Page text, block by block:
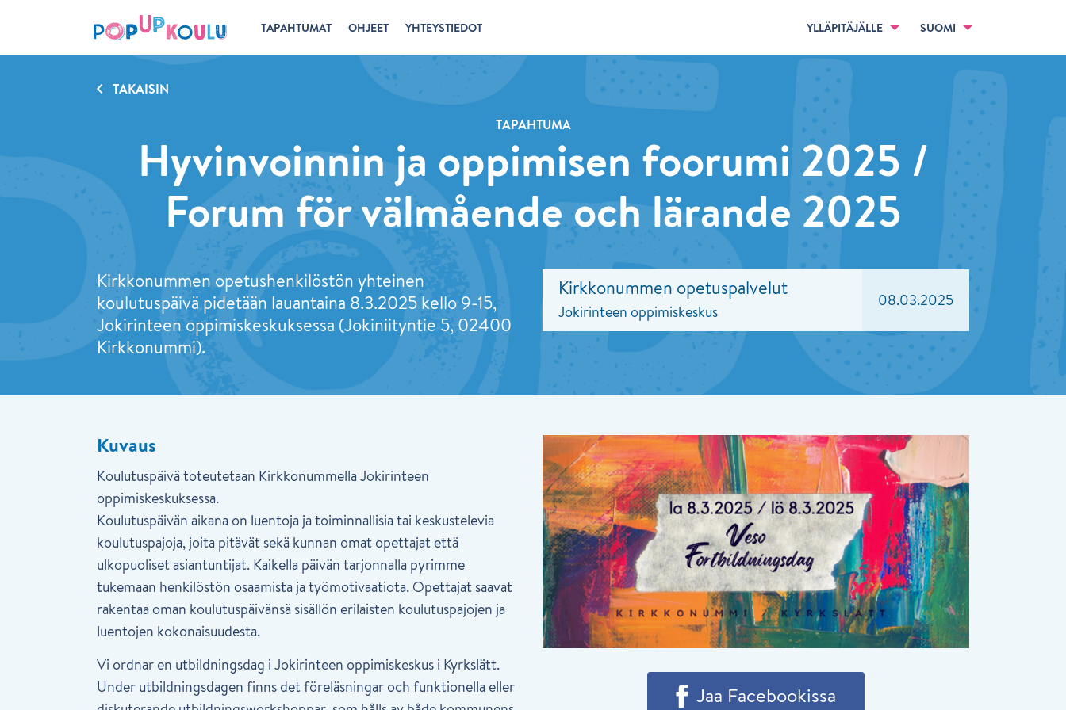
TAPAHTUMAT OHJEET YHTEYSTIEDOT YLLÄPITÄJÄLLE SUOMI
TAKAISIN
TAPAHTUMA
Hyvinvoinnin ja oppimisen foorumi 2025 /
Forum för välmående och lärande 2025
Kirkkonummen opetushenkilöstön yhteinen
koulutuspäivä pidetään lauantaina 8.3.2025 kello 9-15,
Jokirinteen oppimiskeskuksessa (Jokiniityntie 5, 02400
Kirkkonummi).
Kirkkonummen opetuspalvelut
Jokirinteen oppimiskeskus
08.03.2025
Kuvaus
Koulutuspäivä toteutetaan Kirkkonummella Jokirinteen
oppimiskeskuksessa.
Koulutuspäivän aikana on luentoja ja toiminnallisia tai keskustelevia
koulutuspajoja, joita pitävät sekä kunnan omat opettajat että
ulkopuoliset asiantuntijat. Kaikella päivän tarjonnalla pyrimme
tukemaan henkilöstön osaamista ja työmotivaatiota. Opettajat saavat
rakentaa oman koulutuspäivänsä sisällön erilaisten koulutuspajojen ja
luentojen kokonaisuudesta.
Vi ordnar en utbildningsdag i Jokirinteen oppimiskeskus i Kyrkslätt.
Under utbildningsdagen finns det föreläsningar och funktionella eller
Jaa Facebookissa